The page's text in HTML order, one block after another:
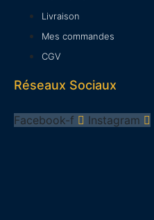
Livraison
Mes commandes
CGV
Réseaux Sociaux
Facebook-f Instagram